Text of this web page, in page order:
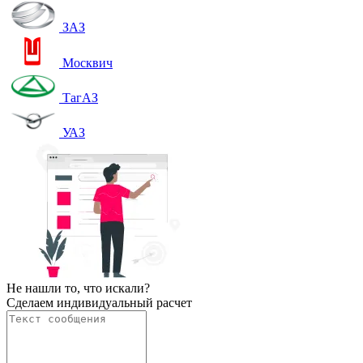
ЗАЗ
Москвич
ТагАЗ
УАЗ
Не нашли то, что искали?
Сделаем индивидуальный расчет